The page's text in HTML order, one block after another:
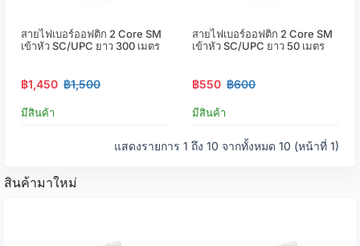
สายไฟเบอร์ออฟติก 2 Core SM
เข้าหัว SC/UPC ยาว 300 เมตร
฿1,450 ฿1,500
มีสินค้า
สายไฟเบอร์ออฟติก 2 Core SM
เข้าหัว SC/UPC ยาว 50 เมตร
฿550 ฿600
มีสินค้า
แสดงรายการ 1 ถึง 10 จากทั้งหมด 10 (หน้าที่ 1)
สินค้ามาใหม่